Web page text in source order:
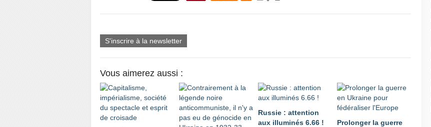
S'inscrire à la newsletter
Vous aimerez aussi :
Russie : attention
aux illuminés 6.66 !
Prolonger la guerre